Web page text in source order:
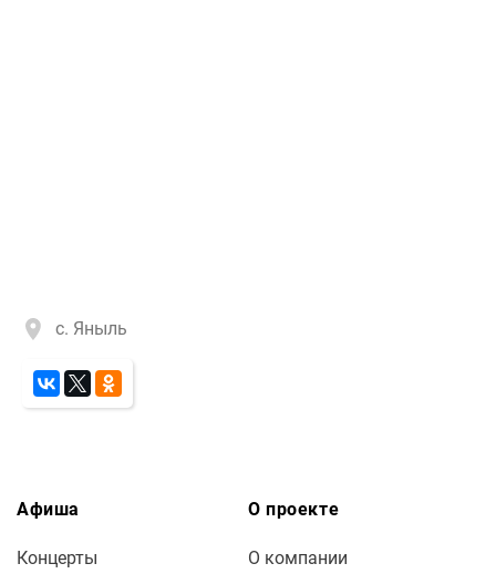
с. Яныль
Афиша
Концерты
О проекте
О компании